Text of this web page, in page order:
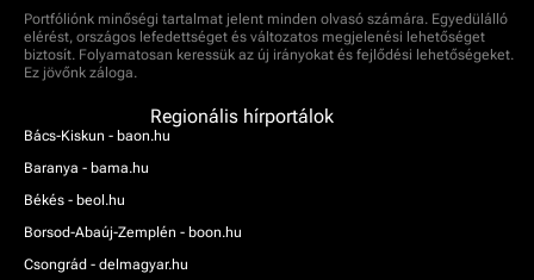
Portfóliónk minőségi tartalmat jelent minden olvasó számára. Egyedülálló
elérést, országos lefedettséget és változatos megjelenési lehetőséget
biztosít. Folyamatosan keressük az új irányokat és fejlődési lehetőségeket.
Ez jövőnk záloga.
Regionális hírportálok
Bács-Kiskun - baon.hu
Baranya - bama.hu
Békés - beol.hu
Borsod-Abaúj-Zemplén - boon.hu
Csongrád - delmagyar.hu